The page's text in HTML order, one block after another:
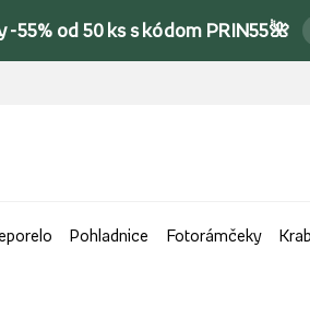
55% od 50 ks s kódom PRIN55🌺
Pohladnice Fotorámčeky